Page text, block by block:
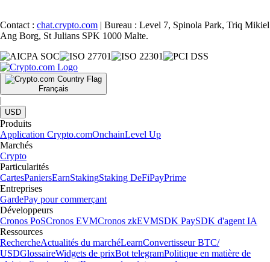
Contact : chat.crypto.com | Bureau : Level 7, Spinola Park, Triq Mikiel
Ang Borg, St Julians SPK 1000 Malte.
Français
|
USD
Produits
Application Crypto.comOnchainLevel Up
Marchés
Crypto
Particularités
CartesPaniersEarnStakingStaking DeFiPayPrime
Entreprises
GardePay pour commerçant
Développeurs
Cronos PoSCronos EVMCronos zkEVMSDK PaySDK d'agent IA
Ressources
RechercheActualités du marchéLearnConvertisseur BTC/
USDGlossaireWidgets de prixBot telegramPolitique en matière de